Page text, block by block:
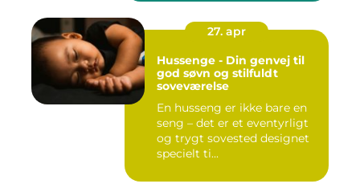
27. apr
Hussenge - Din genvej til
god søvn og stilfuldt
soveværelse
En husseng er ikke bare en
seng – det er et eventyrligt
og trygt sovested designet
specielt ti...